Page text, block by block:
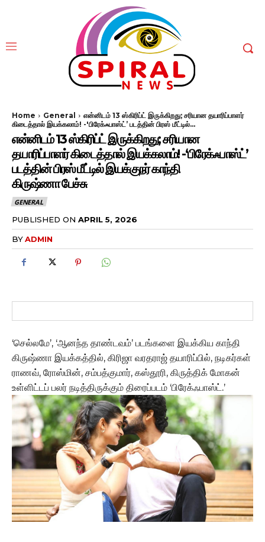
Home General
என்னிடம் 13 ஸ்கிரிப்ட் இருக்கிறது; சரியான தயாரிப்பாளர்
கிடைத்தால் இயக்கலாம்! -'பிரேக்ஃபாஸ்ட்’ படத்தின் பிரஸ் மீட்டில்...
என்னிடம் 13 ஸ்கிரிப்ட் இருக்கிறது; சரியான
தயாரிப்பாளர் கிடைத்தால் இயக்கலாம்! -‘பிரேக்ஃபாஸ்ட்’
படத்தின் பிரஸ் மீட்டில் இயக்குநர் காந்தி
கிருஷ்ணா பேச்சு
GENERAL
PUBLISHED ON APRIL 5, 2026
BYADMIN
‘செல்லமே’, ‘ஆனந்த தாண்டவம்’ படங்களை இயக்கிய காந்தி
கிருஷ்ணா இயக்கத்தில், கிரிஜா வரதராஜ் தயாரிப்பில், நடிகர்கள்
ராணவ், ரோஸ்மின், சம்பத்குமார், கஸ்தூரி, கிருத்திக் மோகன்
உள்ளிட்டப் பலர் நடித்திருக்கும் திரைப்படம் ‘பிரேக்ஃபாஸ்ட்.’